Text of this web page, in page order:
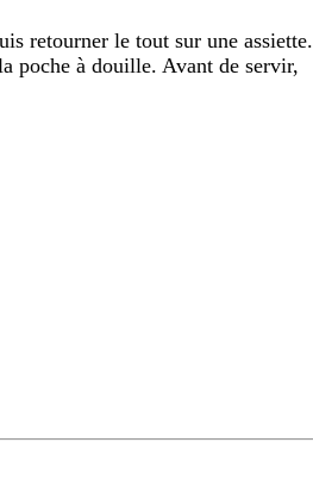
retourner le tout sur une assiette.
poche à douille. Avant de servir,